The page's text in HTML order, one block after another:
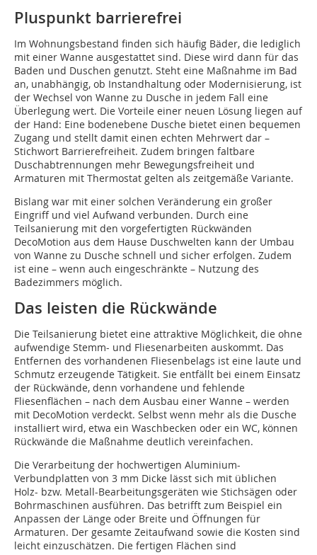
Pluspunkt barrierefrei
Im Wohnungsbestand finden sich häufig Bäder, die lediglich
mit einer Wanne ausgestattet sind. Diese wird dann für das
Baden und Duschen genutzt. Steht eine Maßnahme im Bad
an, unabhängig, ob Instandhaltung oder Modernisierung, ist
der Wechsel von Wanne zu Dusche in jedem Fall eine
Überlegung wert. Die Vorteile einer neuen Lösung liegen auf
der Hand: Eine bodenebene Dusche bietet einen bequemen
Zugang und stellt damit einen echten Mehrwert dar –
Stichwort Barrierefreiheit. Zudem bringen faltbare
Duschabtrennungen mehr Bewegungsfreiheit und
Armaturen mit Thermostat gelten als zeitgemäße Variante.
Bislang war mit einer solchen Veränderung ein großer
Eingriff und viel Aufwand verbunden. Durch eine
Teilsanierung mit den vorgefertigten Rückwänden
DecoMotion aus dem Hause Duschwelten kann der Umbau
von Wanne zu Dusche schnell und sicher erfolgen. Zudem
ist eine – wenn auch eingeschränkte – Nutzung des
Badezimmers möglich.
Das leisten die Rückwände
Die Teilsanierung bietet eine attraktive Möglichkeit, die ohne
aufwendige Stemm- und Fliesenarbeiten auskommt. Das
Entfernen des vorhandenen Fliesenbelags ist eine laute und
Schmutz erzeugende Tätigkeit. Sie entfällt bei einem Einsatz
der Rückwände, denn vorhandene und fehlende
Fliesenflächen – nach dem Ausbau einer Wanne – werden
mit DecoMotion verdeckt. Selbst wenn mehr als die Dusche
installiert wird, etwa ein Waschbecken oder ein WC, können
Rückwände die Maßnahme deutlich vereinfachen.
Die Verarbeitung der hochwertigen Aluminium-
Verbundplatten von 3 mm Dicke lässt sich mit üblichen
Holz- bzw. Metall-Bearbeitungsgeräten wie Stichsägen oder
Bohrmaschinen ausführen. Das betrifft zum Beispiel ein
Anpassen der Länge oder Breite und Öffnungen für
Armaturen. Der gesamte Zeitaufwand sowie die Kosten sind
leicht einzuschätzen. Die fertigen Flächen sind